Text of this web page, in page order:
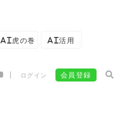
AI虎の巻 AI活用
ログイン 会員登録